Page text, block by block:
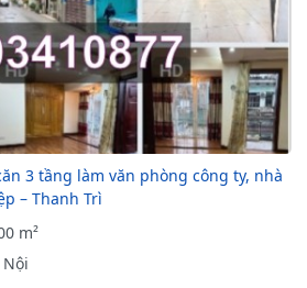
3 tầng làm văn phòng công ty, nhà
– Thanh Trì
m²